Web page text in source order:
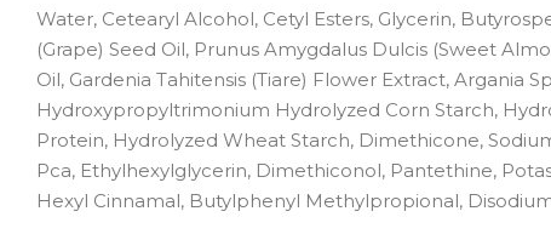
Water, Cetearyl Alcohol, Cetyl Esters, Glycerin,
(Grape) Seed Oil, Prunus Amygdalus Dulcis (Sweet
Oil, Gardenia Tahitensis (Tiare) Flower Extract, Argania
Hydroxypropyltrimonium Hydrolyzed Corn Starch,
Protein, Hydrolyzed Wheat Starch, Dimethicone,
Pca, Ethylhexylglycerin, Dimethiconol, Pantethine,
Hexyl Cinnamal, Butylphenyl Methylpropional,